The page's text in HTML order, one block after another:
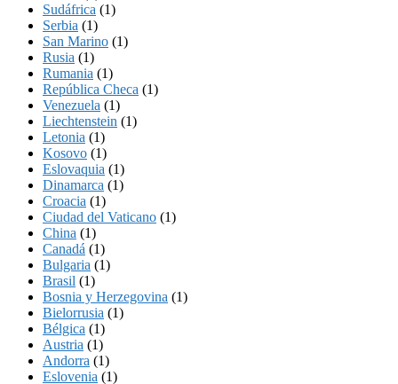
Sudáfrica (1)
Serbia (1)
San Marino (1)
Rusia (1)
Rumania (1)
República Checa (1)
Venezuela (1)
Liechtenstein (1)
Letonia (1)
Kosovo (1)
Eslovaquia (1)
Dinamarca (1)
Croacia (1)
Ciudad del Vaticano (1)
China (1)
Canadá (1)
Bulgaria (1)
Brasil (1)
Bosnia y Herzegovina (1)
Bielorrusia (1)
Bélgica (1)
Austria (1)
Andorra (1)
Eslovenia (1)